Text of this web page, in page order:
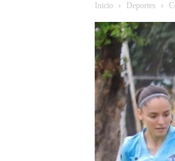
Inicio Deportes